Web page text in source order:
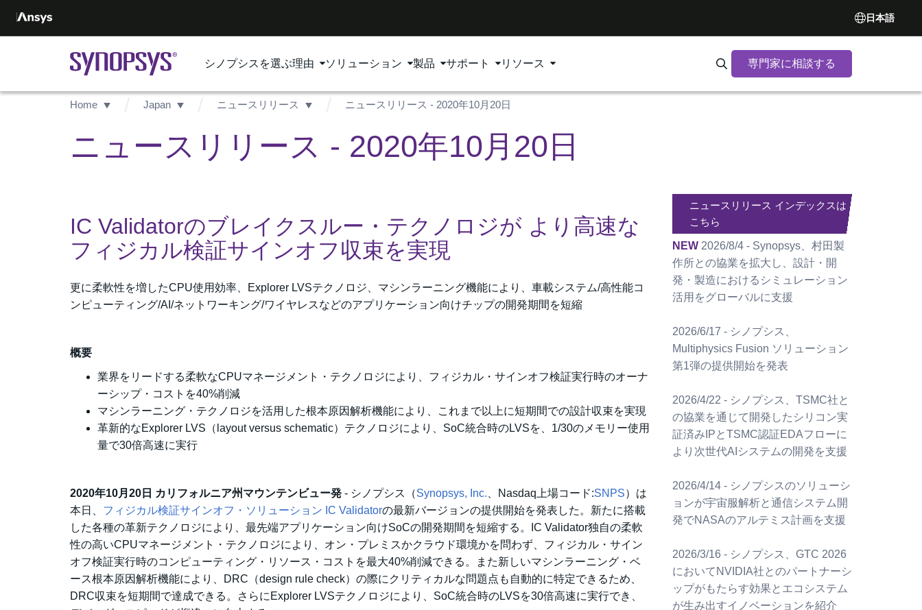
日本語
シノプシスを選ぶ理由 ソリューション 製品 サポート リソース Search Synopsys.com
専門家に相談する
Home Japan ニュースリリース ニュースリリース - 2020年10月20日
ニュースリリース - 2020年10月20日
IC Validatorのブレイクスルー・テクノロジが より高速な
フィジカル検証サインオフ収束を実現
更に柔軟性を増したCPU使用効率、Explorer LVSテクノロジ、マシンラーニング機能により、車載システム/高性能コ
ンピューティング/AI/ネットワーキング/ワイヤレスなどのアプリケーション向けチップの開発期間を短縮
概要
業界をリードする柔軟なCPUマネージメント・テクノロジにより、フィジカル・サインオフ検証実行時のオーナ
ーシップ・コストを40%削減
マシンラーニング・テクノロジを活用した根本原因解析機能により、これまで以上に短期間での設計収束を実現
革新的なExplorer LVS（layout versus schematic）テクノロジにより、SoC統合時のLVSを、1/30のメモリー使用
量で30倍高速に実行
2020年10月20日 カリフォルニア州マウンテンビュー発 - シノプシス（Synopsys, Inc. 、Nasdaq上場コード:SNPS）は
本日、 フィジカル検証サインオフ・ソリューション IC Validatorの最新バージョンの提供開始を発表した。新たに搭載
した各種の革新テクノロジにより、最先端アプリケーション向けSoCの開発期間を短縮する。IC Validator独自の柔軟
性の高いCPUマネージメント・テクノロジにより、オン・プレミスかクラウド環境かを問わず、フィジカル・サイン
オフ検証実行時のコンピューティング・リソース・コストを最大40%削減できる。また新しいマシンラーニング・ベ
ース根本原因解析機能により、DRC（design rule check）の際にクリティカルな問題点も自動的に特定できるため、
DRC収束を短期間で達成できる。さらにExplorer LVSテクノロジにより、SoC統合時のLVSを30倍高速に実行でき、
ニュースリリース インデックスは
こちら
NEW 2026/8/4 - Synopsys、村田製
作所との協業を拡大し、設計・開
発・製造におけるシミュレーション
活用をグローバルに支援
2026/6/17 - シノプシス、
Multiphysics Fusion ソリューション
第1弾の提供開始を発表
2026/4/22 - シノプシス、TSMC社と
の協業を通じて開発したシリコン実
証済みIPとTSMC認証EDAフローに
より次世代AIシステムの開発を支援
2026/4/14 - シノプシスのソリューシ
ョンが宇宙服解析と通信システム開
発でNASAのアルテミス計画を支援
2026/3/16 - シノプシス、GTC 2026
においてNVIDIA社とのパートナーシ
ップがもたらす効果とエコシステム
が生み出すイノベーションを紹介